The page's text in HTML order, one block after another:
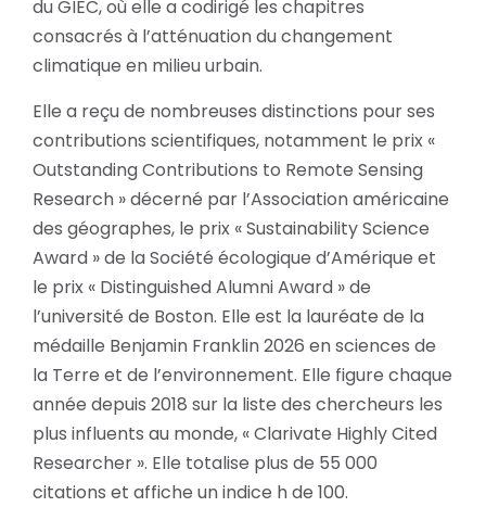
du GIEC, où elle a codirigé les chapitres
consacrés à l’atténuation du changement
climatique en milieu urbain.
Elle a reçu de nombreuses distinctions pour ses
contributions scientifiques, notamment le prix «
Outstanding Contributions to Remote Sensing
Research » décerné par l’Association américaine
des géographes, le prix « Sustainability Science
Award » de la Société écologique d’Amérique et
le prix « Distinguished Alumni Award » de
l’université de Boston. Elle est la lauréate de la
médaille Benjamin Franklin 2026 en sciences de
la Terre et de l’environnement. Elle figure chaque
année depuis 2018 sur la liste des chercheurs les
plus influents au monde, « Clarivate Highly Cited
Researcher ». Elle totalise plus de 55 000
citations et affiche un indice h de 100.